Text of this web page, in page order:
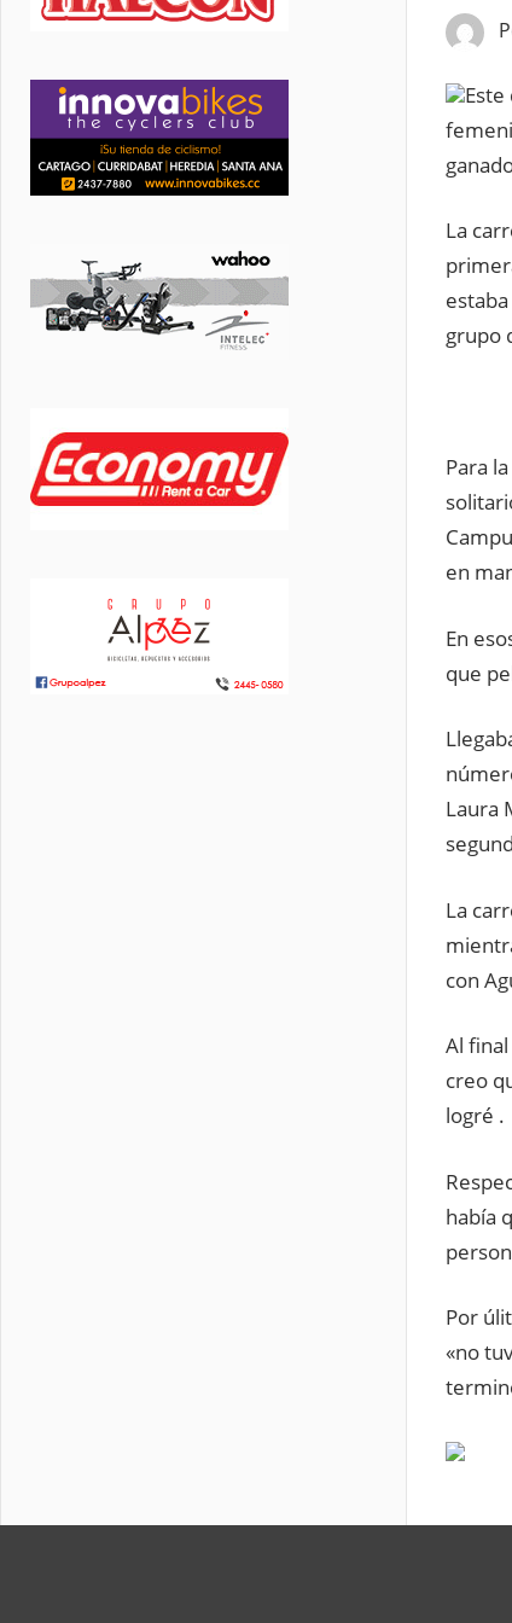
La
grupo
Para
en
En
que
Laura
La
con
Al
creo
logré .
había
Por
«no